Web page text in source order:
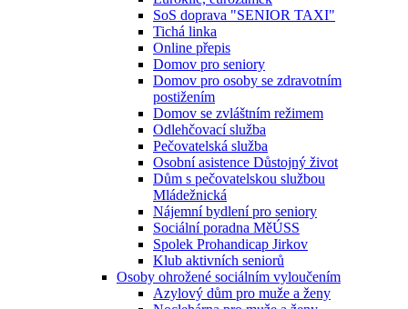
SoS doprava "SENIOR TAXI"
Tichá linka
Online přepis
Domov pro seniory
Domov pro osoby se zdravotním
postižením
Domov se zvláštním režimem
Odlehčovací služba
Pečovatelská služba
Osobní asistence Důstojný život
Dům s pečovatelskou službou
Mládežnická
Nájemní bydlení pro seniory
Sociální poradna MěÚSS
Spolek Prohandicap Jirkov
Klub aktivních seniorů
Osoby ohrožené sociálním vyloučením
Azylový dům pro muže a ženy